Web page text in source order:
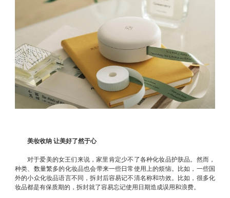
美妆收纳 让美好了然于心
对于爱美的女王们来说，家里肯定少不了各种化妆品护肤品。然而，
种类、数量繁多的化妆品也会带来一些日常使用上的烦恼。比如，一些国
外的小众化妆品语言不同，拆封后容易记不清名称和功效。比如，很多化
妆品都是有保质期的，拆封就了容易忘记使用日期造成误用和浪费。